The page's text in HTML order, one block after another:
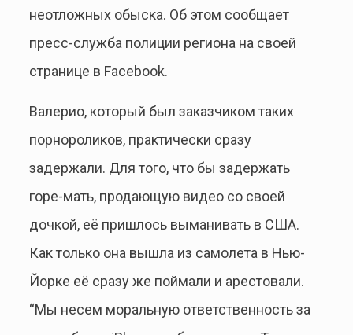
неотложных обыска. Об этом сообщает
пресс-служба полиции региона на своей
странице в Facebook.
Валерио, который был заказчиком таких
порнороликов, практически сразу
задержали. Для того, что бы задержать
горе-мать, продающую видео со своей
дочкой, её пришлось выманивать в США.
Как только она вышла из самолета в Нью-
Йорке её сразу же поймали и арестовали.
“Мы несем моральную ответственность за